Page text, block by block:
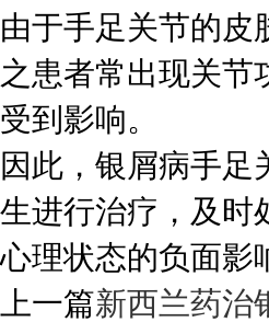
由于手足关节的皮
之患者常出现关节
受到影响。
因此，银屑病手
生进行治疗，及时
心理状态的负面影
上一篇新西兰药治